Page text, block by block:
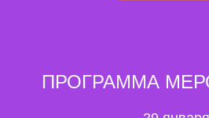
ПРОГРАММА